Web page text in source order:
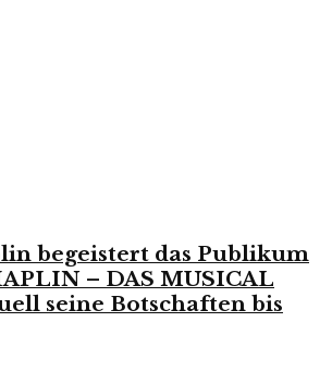
begeistert das Publikum
– DAS MUSICAL
seine Botschaften bis